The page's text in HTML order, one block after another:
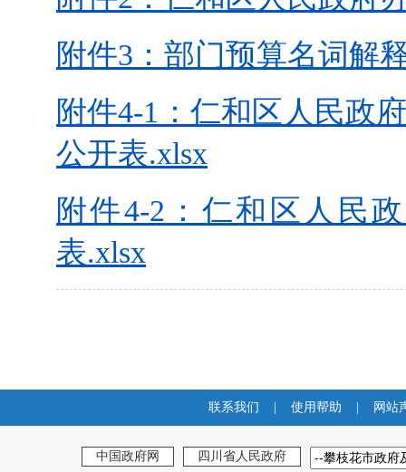
附件3：部门预算名词解
附件4-1：仁和区人民政
公开表.xlsx
附件4-2：仁和区人民
表.xlsx
联系我们 使用帮助 网站
中国政府网 四川省人民政府